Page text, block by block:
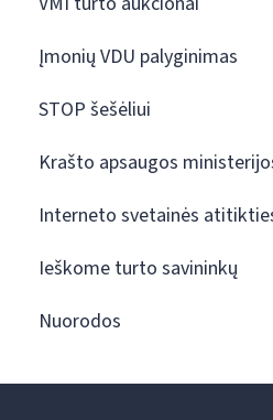
Įmonių VDU palyginimas
STOP šešėliui
Krašto apsaugos
Interneto svetainės
Ieškome turto savininkų
Nuorodos